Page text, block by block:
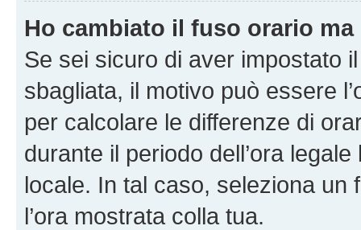
Ho cambiato il fuso orario ma
Se sei sicuro di aver impostato
sbagliata, il motivo può essere
per calcolare le differenze di
durante il periodo dell’ora
locale. In tal caso, seleziona
l’ora mostrata colla tua.